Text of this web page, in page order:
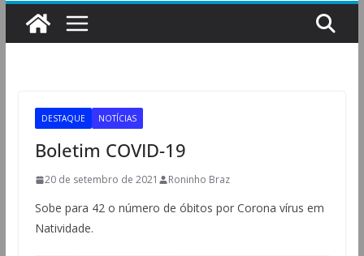
DESTAQUE NOTÍCIAS
Boletim COVID-19
20 de setembro de 2021 Roninho Braz
Sobe para 42 o número de óbitos por Corona vírus em
Natividade.